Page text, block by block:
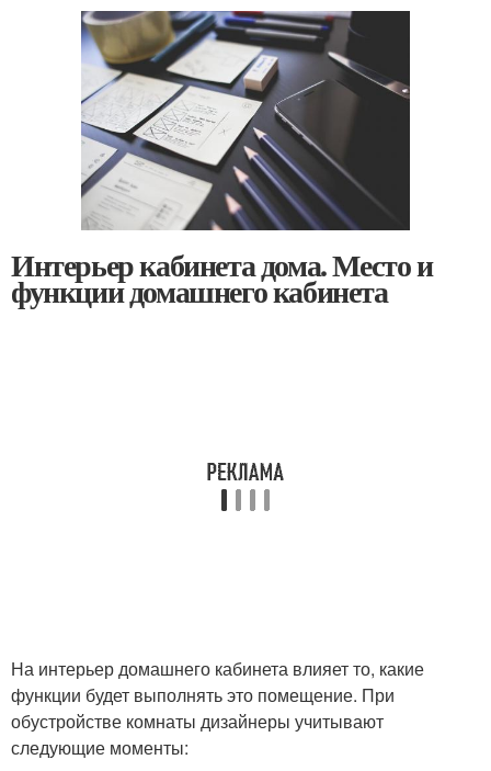
Интерьер кабинета дома. Место и
функции домашнего кабинета
На интерьер домашнего кабинета влияет то, какие
функции будет выполнять это помещение. При
обустройстве комнаты дизайнеры учитывают
следующие моменты: